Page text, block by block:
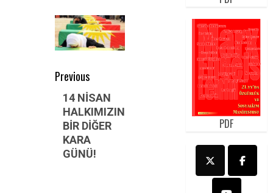
Post
navigation
Previous
Previous
post:
14 NİSAN
HALKIMIZIN
BİR DİĞER
KARA
GÜNÜ!
PDF